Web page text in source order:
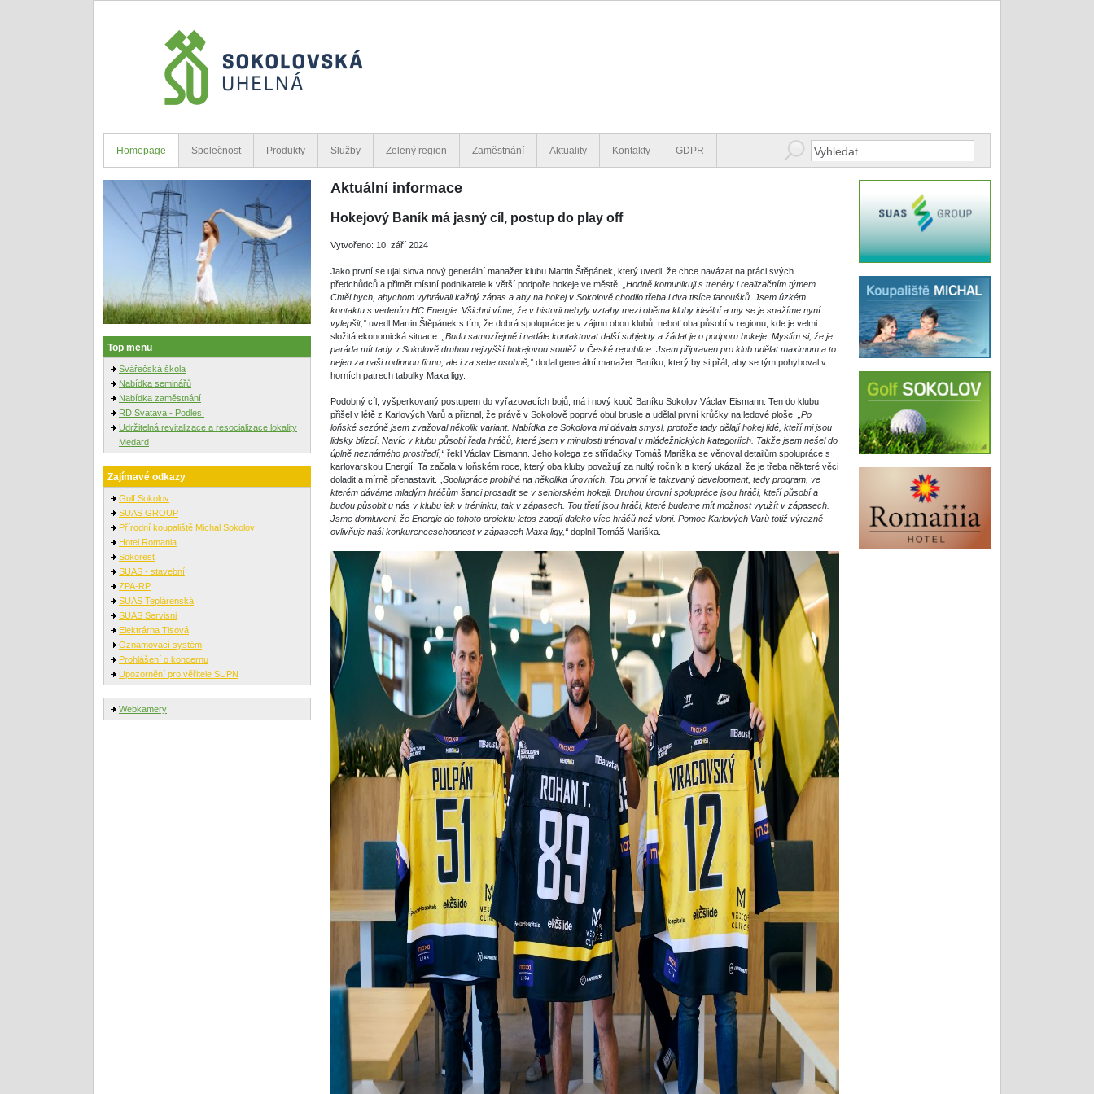
Homepage Společnost Produkty Služby Zelený region Zaměstnání Aktuality Kontakty GDPR
Top menu
Svářečská škola
Nabídka seminářů
Nabídka zaměstnání
RD Svatava - Podlesí
Udržitelná revitalizace a resocializace lokality
Medard
Zajímavé odkazy
Golf Sokolov
SUAS GROUP
Přírodní koupaliště Michal Sokolov
Hotel Romania
Sokorest
SUAS - stavební
ZPA-RP
SUAS Teplárenská
SUAS Servisni
Elektrárna Tisová
Oznamovací systém
Prohlášení o koncernu
Upozornění pro věřitele SUPN
Webkamery
Aktuální informace
Hokejový Baník má jasný cíl, postup do play off
Vytvořeno: 10. září 2024
Jako první se ujal slova nový generální manažer klubu Martin Štěpánek, který uvedl, že chce navázat na práci svých
předchůdců a přimět místní podnikatele k větší podpoře hokeje ve městě.
„Hodně komunikuji s trenéry i realizačním týmem.
Chtěl bych, abychom vyhrávali každý zápas a aby na hokej v Sokolově chodilo třeba i dva tisíce fanoušků. Jsem úzkém
kontaktu s vedením HC Energie. Všichni víme, že v historii nebyly vztahy mezi oběma kluby ideální a my se je snažíme nyní
vylepšit,“uvedl Martin Štěpánek s tím, že dobrá spolupráce je v zájmu obou klubů, neboť oba působí v regionu, kde je velmi
složitá ekonomická situace.
„Budu samozřejmě i nadále kontaktovat další subjekty a žádat je o podporu hokeje. Myslím si, že je
paráda mít tady v Sokolově druhou nejvyšší hokejovou soutěž v České republice. Jsem připraven pro klub udělat maximum a to
nejen za naši rodinnou firmu, ale i za sebe osobně,“dodal generální manažer Baníku, který by si přál, aby se tým pohyboval v
horních patrech tabulky Maxa ligy.
Podobný cíl, vyšperkovaný postupem do vyřazovacích bojů, má i nový kouč Baníku Sokolov Václav Eismann. Ten do klubu
přišel v létě z Karlových Varů a přiznal, že právě v Sokolově poprvé obul brusle a udělal první krůčky na ledové ploše.
„Po
loňské sezóně jsem zvažoval několik variant. Nabídka ze Sokolova mi dávala smysl, protože tady dělají hokej lidé, kteří mi jsou
lidsky blízcí. Navíc v klubu působí řada hráčů, které jsem v minulosti trénoval v mládežnických kategoriích. Takže jsem nešel do
úplně neznámého prostředí,“řekl Václav Eismann. Jeho kolega ze střídačky Tomáš Mariška se věnoval detailům spolupráce s
karlovarskou Energií. Ta začala v loňském roce, který oba kluby považují za nultý ročník a který ukázal, že je třeba některé věci
doladit a mírně přenastavit.
„Spolupráce probíhá na několika úrovních. Tou první je takzvaný development, tedy program, ve
kterém dáváme mladým hráčům šanci prosadit se v seniorském hokeji. Druhou úrovní spolupráce jsou hráči, kteří působí a
budou působit u nás v klubu jak v tréninku, tak v zápasech. Tou třetí jsou hráči, které budeme mít možnost využít v zápasech.
Jsme domluveni, že Energie do tohoto projektu letos zapojí daleko více hráčů než vloni. Pomoc Karlových Varů totiž výrazně
ovlivňuje naši konkurenceschopnost v zápasech Maxa ligy,“doplnil Tomáš Mariška.